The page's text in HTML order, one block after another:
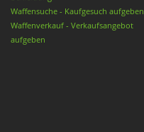
Waffensuche - Kaufgesuch aufgeben
Waffenverkauf - Verkaufsangebot
aufgeben